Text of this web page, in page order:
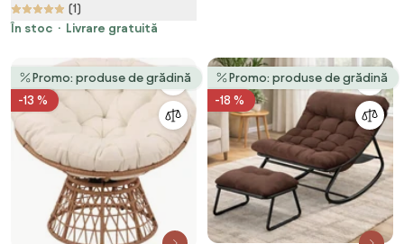
structură metalică, pentru
interior și exterior, Maro
(1)
În stoc
Livrare gratuită
Promo: produse de grădină
-13 %
Promo: produse de grădină
-18 %